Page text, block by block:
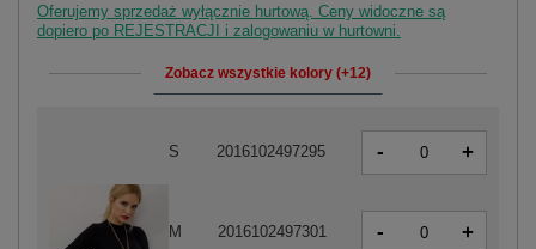
Oferujemy sprzedaż wyłącznie hurtową. Ceny widoczne są
dopiero po REJESTRACJI i zalogowaniu w hurtowni.
Zobacz wszystkie kolory (+12)
S 2016102497295 - +
M 2016102497301 - +